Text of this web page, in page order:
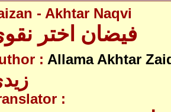
- Akhtar Naqvi
فیضان اختر
: Allama Akhtar
: